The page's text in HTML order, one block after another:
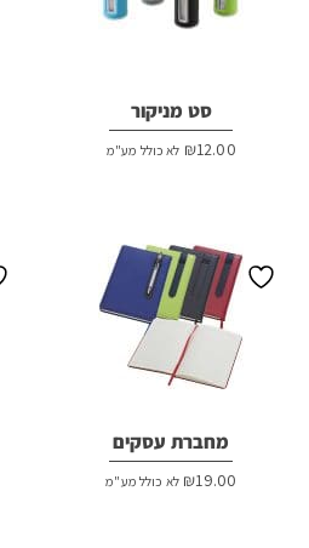
סט מניקור
₪12.00 לא כולל מע"מ
מחברת עסקים
₪19.00 לא כולל מע"מ